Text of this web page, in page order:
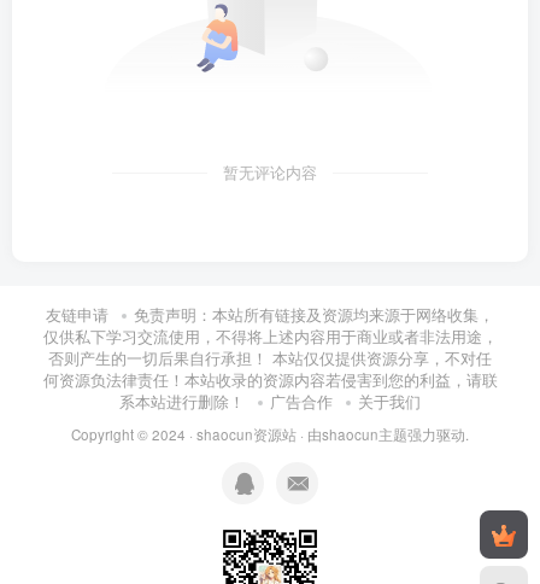
暂无评论内容
友链申请
免责声明：本站所有链接及资源均来源于网络收集，
仅供私下学习交流使用，不得将上述内容用于商业或者非法用途，
否则产生的一切后果自行承担！ 本站仅仅提供资源分享，不对任
何资源负法律责任！本站收录的资源内容若侵害到您的利益，请联
系本站进行删除！
广告合作 关于我们
Copyright © 2024 · shaocun资源站 · 由shaocun主题强力驱动.